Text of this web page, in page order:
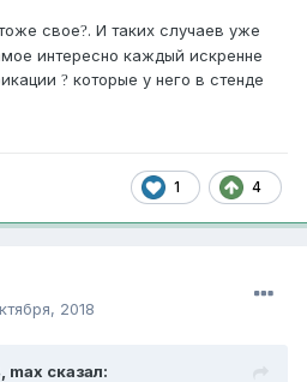
свое?. И таких случаев уже
интересно каждый искренне
? которые у него в стенде
1 4
2018
max сказал: